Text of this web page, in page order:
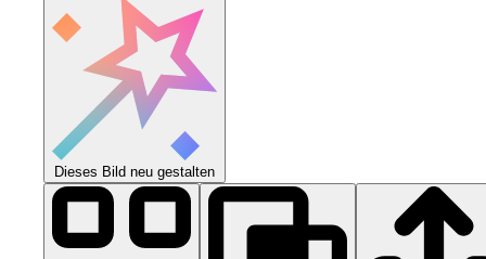
Dieses Bild neu gestalten